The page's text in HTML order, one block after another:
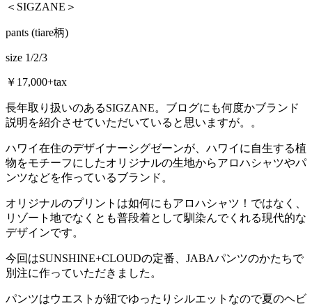
＜SIGZANE＞
pants (tiare柄)
size 1/2/3
￥17,000+tax
長年取り扱いのあるSIGZANE。ブログにも何度かブランド
説明を紹介させていただいていると思いますが。。
ハワイ在住のデザイナーシグゼーンが、ハワイに自生する植
物をモチーフにしたオリジナルの生地からアロハシャツやパ
ンツなどを作っているブランド。
オリジナルのプリントは如何にもアロハシャツ！ではなく、
リゾート地でなくとも普段着として馴染んでくれる現代的な
デザインです。
今回はSUNSHINE+CLOUDの定番、JABAパンツのかたちで
別注に作っていただきました。
パンツはウエストが紐でゆったりシルエットなので夏のヘビ